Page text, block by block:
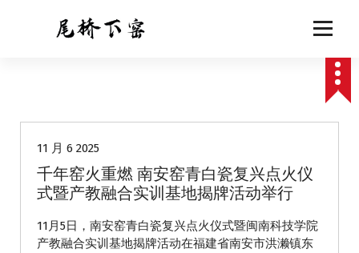
11 月 6 2025
千年窑火重燃 南安窑青白瓷复兴点火仪
式暨产教融合实训基地揭牌活动举行
11月5日，南安窑青白瓷复兴点火仪式暨闽南科技学院
产教融合实训基地揭牌活动在福建省南安市洪濑镇东